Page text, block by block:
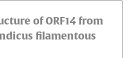
of ORF14 from
filamentous